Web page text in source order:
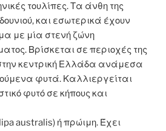
τουλίπες. Τα άνθη της
και εσωτερικά έχουν
με μία στενή ζώνη
Βρίσκεται σε περιοχές της
κεντρική Ελλάδα ανάμεσα
φυτά. Καλλιεργείται
φυτό σε κήπους και
australis) ή πρώιμη. Έχει